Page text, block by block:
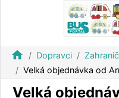
home Dopravci
Velká objednávka od
Velká